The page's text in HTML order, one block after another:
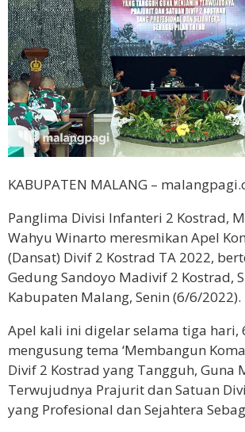
KABUPATEN MALANG –
Panglima Divisi Infanteri 2 Kostrad,
Wahyu Winarto meresmikan Apel
(Dansat) Divif 2 Kostrad TA 2022,
Gedung Sandoyo Madivif 2 Kostrad,
Kabupaten Malang, Senin (6/6/2022).
Apel kali ini digelar selama tiga hari,
mengusung tema ‘Membangun
Divif 2 Kostrad yang Tangguh, Guna
Terwujudnya Prajurit dan Satuan
yang Profesional dan Sejahtera